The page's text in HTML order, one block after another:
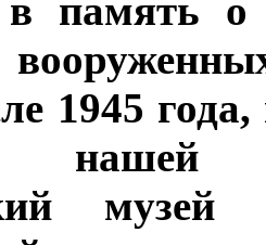
в память
1945
нашей